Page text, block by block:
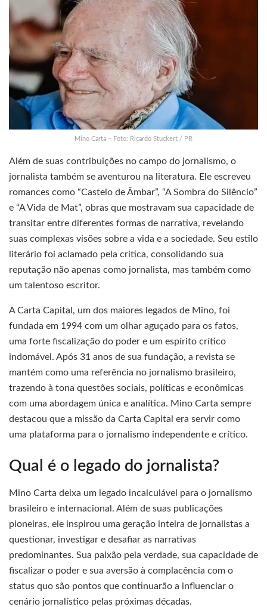
Mino Carta – Foto: Ricardo Stuckert / PR
Além de suas contribuições no campo do jornalismo, o
jornalista também se aventurou na literatura. Ele escreveu
romances como “Castelo de Âmbar”, “A Sombra do Silêncio”
e “A Vida de Mat”, obras que mostravam sua capacidade de
transitar entre diferentes formas de narrativa, revelando
suas complexas visões sobre a vida e a sociedade. Seu estilo
literário foi aclamado pela crítica, consolidando sua
reputação não apenas como jornalista, mas também como
um talentoso escritor.
A Carta Capital, um dos maiores legados de Mino, foi
fundada em 1994 com um olhar aguçado para os fatos,
uma forte fiscalização do poder e um espírito crítico
indomável. Após 31 anos de sua fundação, a revista se
mantém como uma referência no jornalismo brasileiro,
trazendo à tona questões sociais, políticas e econômicas
com uma abordagem única e analítica. Mino Carta sempre
destacou que a missão da Carta Capital era servir como
uma plataforma para o jornalismo independente e crítico.
Qual é o legado do jornalista?
Mino Carta deixa um legado incalculável para o jornalismo
brasileiro e internacional. Além de suas publicações
pioneiras, ele inspirou uma geração inteira de jornalistas a
questionar, investigar e desafiar as narrativas
predominantes. Sua paixão pela verdade, sua capacidade de
fiscalizar o poder e sua aversão à complacência com o
status quo são pontos que continuarão a influenciar o
cenário jornalístico pelas próximas décadas.